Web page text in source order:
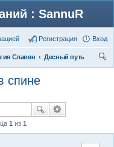
: SannuR
Вход
Регистрация
Славян
Десный путь
спине
1 из 1